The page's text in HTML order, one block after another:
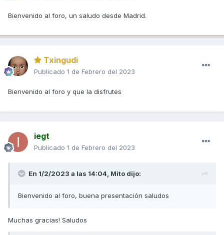
Bienvenido al foro, un saludo desde Madrid.
Txingudi
Publicado 1 de Febrero del 2023
Bienvenido al foro y que la disfrutes
iegt
Publicado 1 de Febrero del 2023
En 1/2/2023 a las 14:04, Mito dijo:
Bienvenido al foro, buena presentación saludos
Muchas gracias! Saludos